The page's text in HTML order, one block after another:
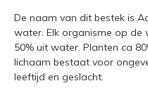
De naam van dit bestek is
water. Elk organisme op
50% uit water. Planten ca
lichaam bestaat voor
leeftijd en geslacht.